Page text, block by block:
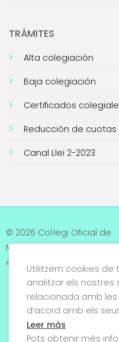
TRÁMITES
Alta colegiación
Baja colegiación
Certificados
Reducción de cuotas
Canal Llei 2-2023
© 2026 Col·legi Oficial de
Metges de Tarragona.
els drets reservats
Utilitzem cookies de
analitzar els nostres
relacionada amb
d’acord amb els
Leer más
Pots obtenir més